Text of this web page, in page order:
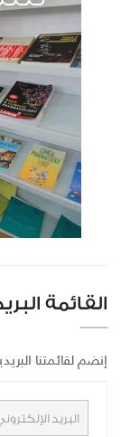
القائمة
إنضم لقائمتنا